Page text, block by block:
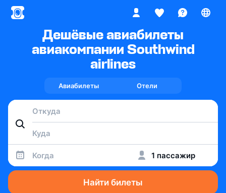
Дешёвые авиабилеты
авиакомпании Southwind
airlines
Авиабилеты Отели
Когда 1 пассажир
Найти билеты